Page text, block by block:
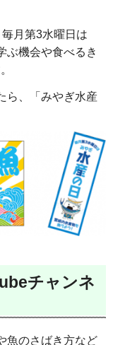
月第3水曜日は
ぶ機会や食べるき
ら、「みやぎ水産
チャンネ
魚のさばき方など